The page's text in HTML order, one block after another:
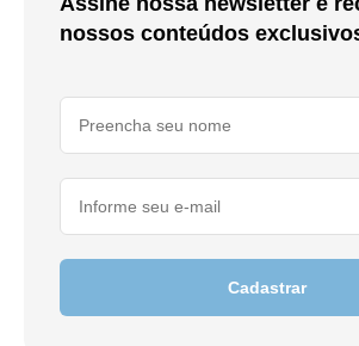
nossos conteúdos
Cadastrar